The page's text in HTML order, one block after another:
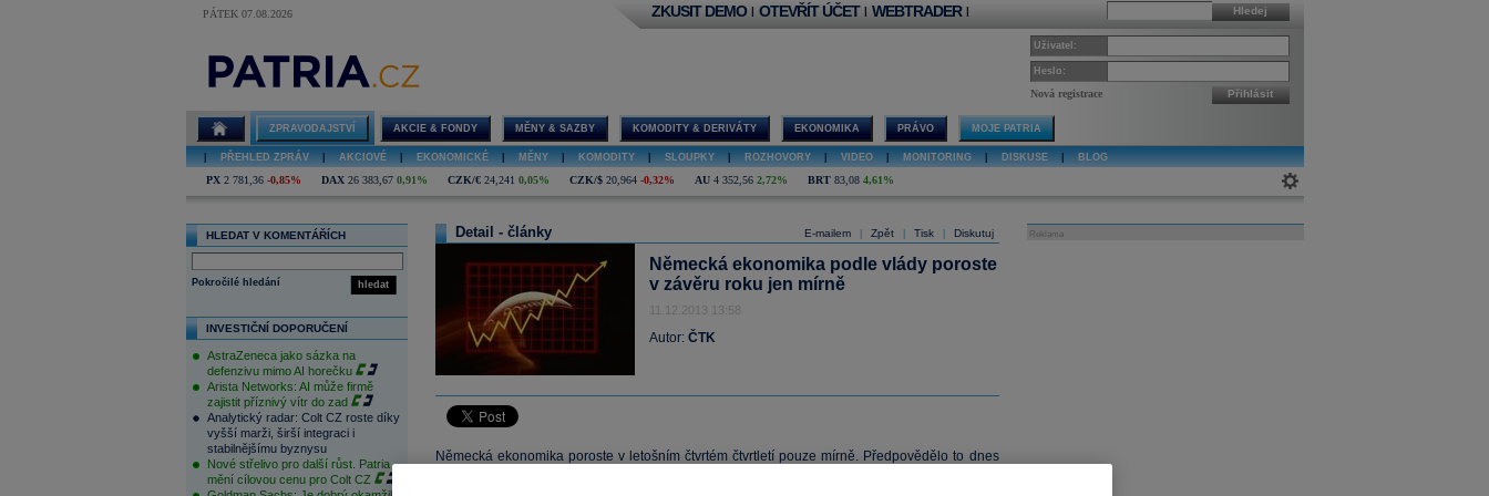
PÁTEK 07.08.2026 Hledej
ZKUSIT DEMO | OTEVŘÍT ÚČET | WEBTRADER |
Uživatel:
Heslo:
Nová registrace Přihlásit
ZPRAVODAJSTVÍ AKCIE & FONDY MĚNY & SAZBY KOMODITY & DERIVÁTY EKONOMIKA PRÁVO MOJE PATRIA
PŘEHLED ZPRÁV AKCIOVÉ EKONOMICKÉ MĚNY KOMODITY SLOUPKY ROZHOVORY VIDEO MONITORING DISKUSE BLOG
PX 2 781,36 -0,85% DAX 26 383,67 0,91% CZK/€ 24,241 0,05% CZK/$ 20,964 -0,32% AU 4 352,56 2,72% BRT 83,08 4,61%
HLEDAT V KOMENTÁŘÍCH
hledat
Pokročilé hledání
INVESTIČNÍ DOPORUČENÍ
AstraZeneca jako sázka na
defenzivu mimo AI horečku
Arista Networks: AI může firmě
zajistit příznivý vítr do zad
Analytický radar: Colt CZ roste díky
vyšší marži, širší integraci i
stabilnějšímu byznysu
Nové střelivo pro další růst. Patria
mění cílovou cenu pro Colt CZ
E-mailem Zpět Tisk Diskutuj
Detail - články
Německá ekonomika podle vlády poroste
v závěru roku jen mírně
11.12.2013 13:58
Autor: ČTK
Německá ekonomika poroste v letošním čtvrtém čtvrtletí pouze mírně. Předpovědělo to dnes
Reklama